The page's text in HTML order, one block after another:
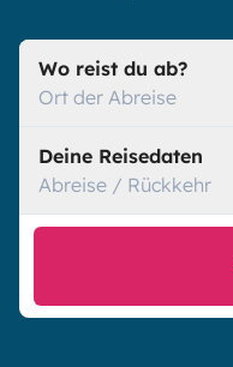
Wo reist du ab?
Ort der Abreise
Deine Reisedaten
Abreise / Rückkehr